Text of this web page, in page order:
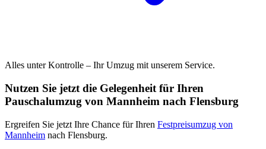
Alles unter Kontrolle – Ihr Umzug mit unserem Service.
Nutzen Sie jetzt die Gelegenheit für Ihren
Pauschalumzug von Mannheim nach Flensburg
Ergreifen Sie jetzt Ihre Chance für Ihren Festpreisumzug von
Mannheim nach Flensburg.